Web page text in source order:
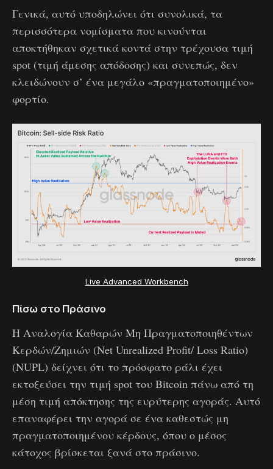
Γενικά, αυτό υποδηλώνει ότι συνολικά, τα
περισσότερα νομίσματα που κινούνται
αποκτήθηκαν σχετικά κοντά στην τρέχουσα τιμή
spot (τιμή άμεσης απόδοσης) και συνεπώς, δεν
κλειδώνουν σ’ ένα μεγάλο «πραγματοποιημένο»
φορτίο.
Live Advanced Workbench
Πίσω στο Πράσινο
Η Αναλογία Καθαρών Μη Πραγματοποιηθέντων
Κερδών/Ζημιών (Net Unrealized Profit/ Loss Ratio)
(NUPL) δείχνει ότι το πρόσφατο ράλι έχει
εκτοξεύσει την τιμή spot του Bitcoin πάνω από τη
μέση τιμή απόκτησης της ευρύτερης αγοράς. Αυτό
επαναφέρει την αγορά σε ένα καθεστώς μη
πραγματοποιημένου κέρδους, όπου ο μέσος
κάτοχος βρίσκεται ξανά στο πράσινο.